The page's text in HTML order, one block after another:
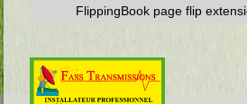
FlippingBook page flip